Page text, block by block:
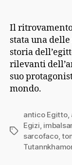
Il
stata una
storia
rilevanti
suo
mondo.
Tag
antico Egitto,
Egizi,
sarcofaco,